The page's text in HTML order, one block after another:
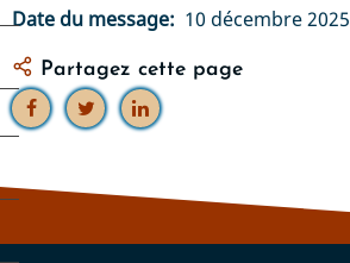
Date du message 10 décembre 2025
Partagez cette page